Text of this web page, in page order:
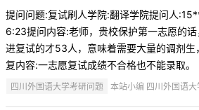
提问问题:复试刷人学院:翻译学院提问人
6:23提问内容:老师，贵校保护第一志愿的
进复试的才53人，意味着需要大量的调剂生
复内容:一志愿复试成绩不合格也不能录取。
四川外国语大学考研问题 本站小编 四川外国语